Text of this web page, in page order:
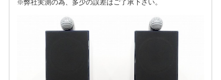
※弊社実測の為、多少の誤差はご了承下さい。